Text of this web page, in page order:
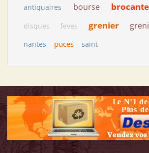
antiquaires bourse brocante
disques feves grenier
nantes
puces saint